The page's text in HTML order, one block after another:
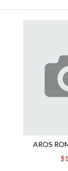
AROS